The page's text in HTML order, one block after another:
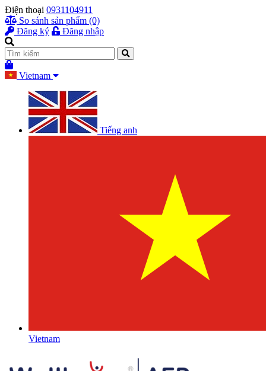
Điện thoại 0931104911
So sánh sản phẩm (0)
Đăng ký
Đăng nhập
Vietnam
Tiếng anh
Vietnam